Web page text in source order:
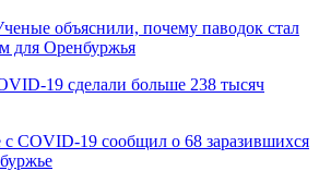
объяснили, почему паводок стал
для Оренбуржья
19 сделали больше 238 тысяч
СOVID-19 сообщил о 68 заразившихся